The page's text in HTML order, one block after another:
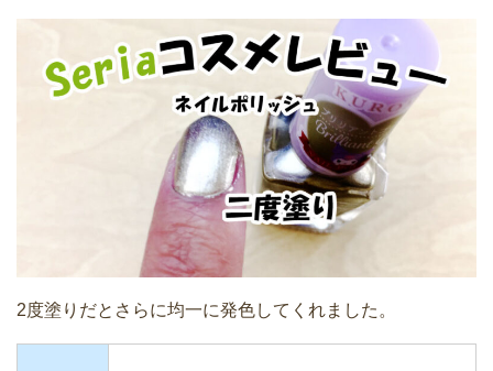
2度塗りだとさらに均一に発色してくれました。